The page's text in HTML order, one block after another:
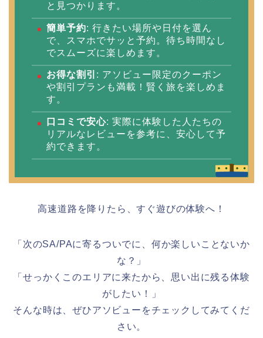
と見つかります。
簡単予約: 行きたい場所や日付を選ん
で、スマホでサッと予約。待ち時間なし
でスムーズに楽しめます。
お得な割引 : アソビュー限定のクーポン
や割引プランも満載！賢く旅を楽しめま
す。
口コミで安心: 実際に体験した人たちの
リアルなレビューを参考に、安心して予
約できます。
高速道路を降りたら、すぐ遊びの体験へ！
「次のSA/PAに寄るついでに、何か楽しいことないか
な？」
「せっかくこのエリアに来たから、思い出に残る体験
がしたい！」
そんな時は、ぜひアソビューをチェックしてみてくだ
さい。